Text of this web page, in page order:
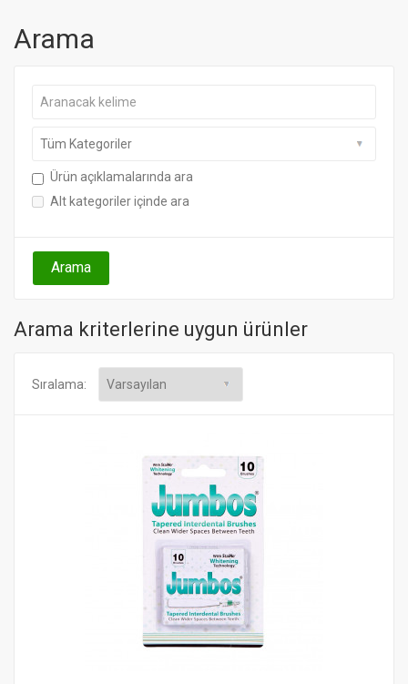
Arama
Ürün açıklamalarında ara
Alt kategoriler içinde ara
Arama kriterlerine uygun ürünler
Sıralama: